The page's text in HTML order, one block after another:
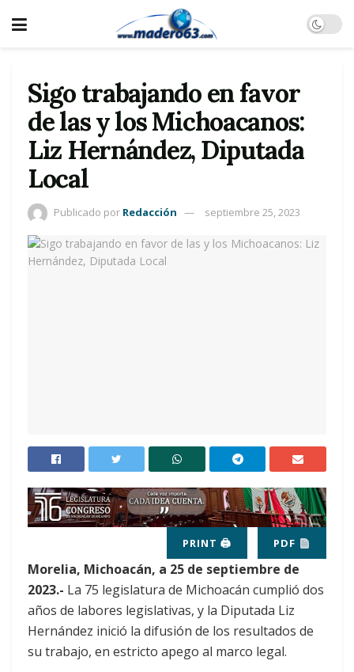
Sigo trabajando en favor
de las y los Michoacanos:
Liz Hernández, Diputada
Local
Publicado por Redacción septiembre 25, 2023
PRINT 🖨 PDF
Morelia, Michoacán, a 25 de septiembre de
2023.- La 75 legislatura de Michoacán cumplió dos
años de labores legislativas, y la Diputada Liz
Hernández inició la difusión de los resultados de
su trabajo, en estricto apego al marco legal.